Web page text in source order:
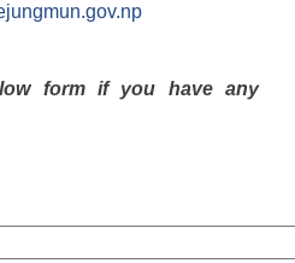
form if you have any